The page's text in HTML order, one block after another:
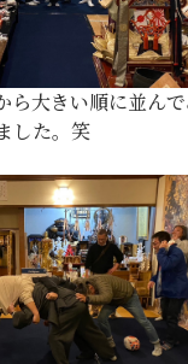
ら大きい順に並ん
した。笑